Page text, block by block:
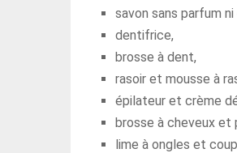
savon sans parfum
dentifrice,
brosse à dent,
rasoir et mousse à
épilateur et crème
brosse à cheveux et
lime à ongles et